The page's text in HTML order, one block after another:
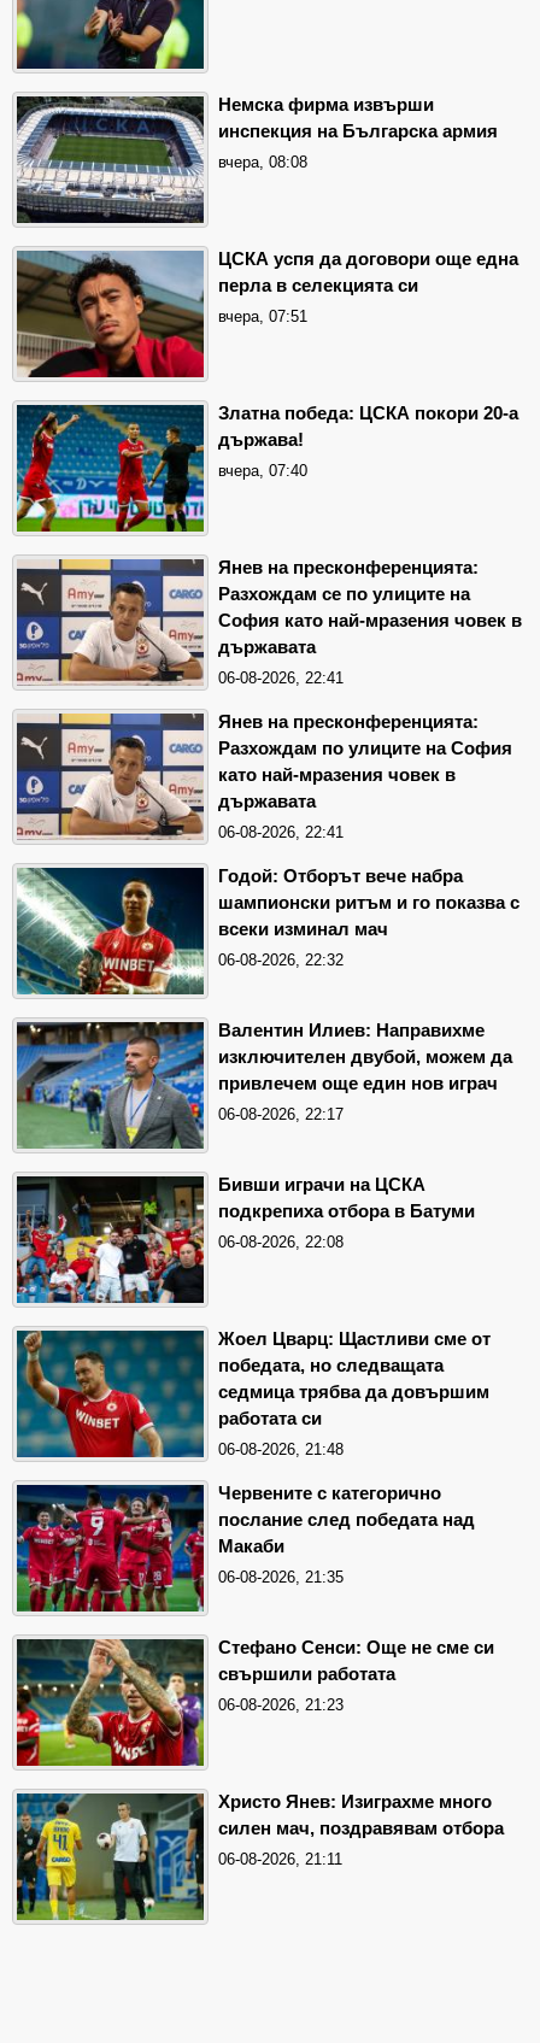
Немска фирма извърши
инспекция на Българска армия
вчера, 08:08
ЦСКА успя да договори още една
перла в селекцията си
вчера, 07:51
Златна победа: ЦСКА покори 20-а
държава!
вчера, 07:40
Янев на пресконференцията:
Разхождам се по улиците на
София като най-мразения човек в
държавата
06-08-2026, 22:41
Янев на пресконференцията:
Разхождам по улиците на София
като най-мразения човек в
държавата
06-08-2026, 22:41
Годой: Отборът вече набра
шампионски ритъм и го показва с
всеки изминал мач
06-08-2026, 22:32
Валентин Илиев: Направихме
изключителен двубой, можем да
привлечем още един нов играч
06-08-2026, 22:17
Бивши играчи на ЦСКА
подкрепиха отбора в Батуми
06-08-2026, 22:08
Жоел Цварц: Щастливи сме от
победата, но следващата
седмица трябва да довършим
работата си
06-08-2026, 21:48
Червените с категорично
послание след победата над
Макаби
06-08-2026, 21:35
Стефано Сенси: Още не сме си
свършили работата
06-08-2026, 21:23
Христо Янев: Изиграхме много
силен мач, поздравявам отбора
06-08-2026, 21:11